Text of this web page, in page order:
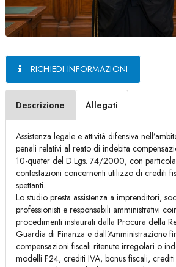
RICHIEDI INFORMAZIONI
Descrizione Allegati
Assistenza legale e attività difensiva
penali relativi al reato di indebita
10-quater del D.Lgs. 74/2000, con
contestazioni concernenti utilizzo di crediti
spettanti.
Lo studio presta assistenza a imprenditori,
professionisti e responsabili amministrativi
procedimenti instaurati dalla Procura della
Guardia di Finanza e dall’Amministrazione
compensazioni fiscali ritenute irregolari o
modelli F24, crediti IVA, bonus fiscali,